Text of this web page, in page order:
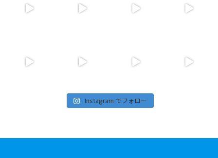
Instagram でフォロー